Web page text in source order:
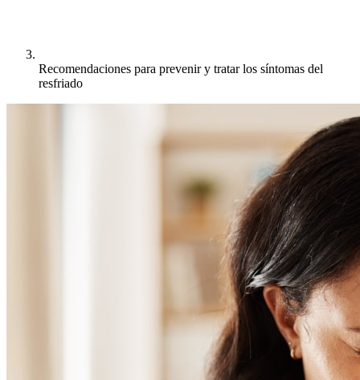
Recomendaciones para prevenir y tratar los síntomas del
resfriado